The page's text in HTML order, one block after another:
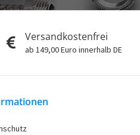
Versandkostenfrei
ab 149,00 Euro innerhalb DE